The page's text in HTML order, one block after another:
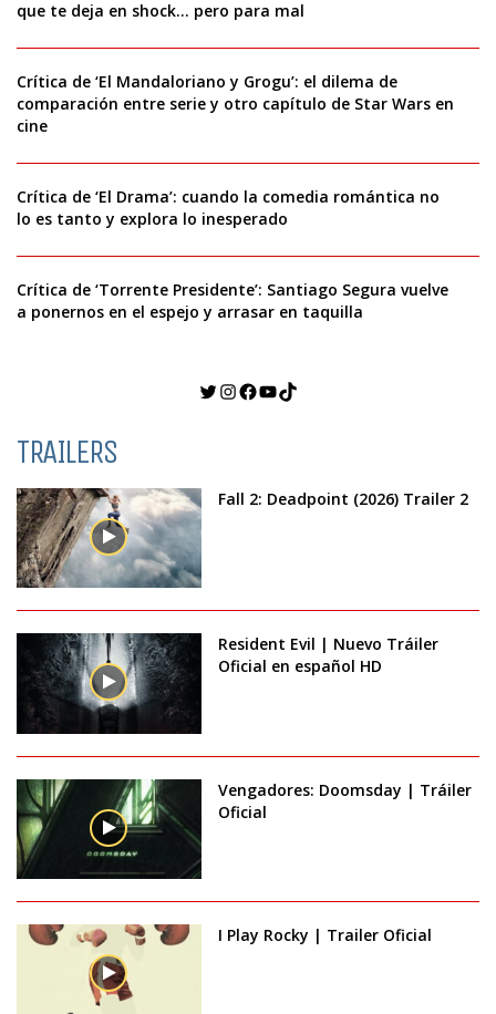
que te deja en shock… pero para mal
Crítica de ‘El Mandaloriano y Grogu’: el dilema de
comparación entre serie y otro capítulo de Star Wars en
cine
Crítica de ‘El Drama’: cuando la comedia romántica no
lo es tanto y explora lo inesperado
Crítica de ‘Torrente Presidente’: Santiago Segura vuelve
a ponernos en el espejo y arrasar en taquilla
Twitter
Instagram
Facebook
YouTube
TikTok
TRAILERS
Fall 2: Deadpoint (2026) Trailer 2
Resident Evil | Nuevo Tráiler
Oficial en español HD
Vengadores: Doomsday | Tráiler
Oficial
I Play Rocky | Trailer Oficial